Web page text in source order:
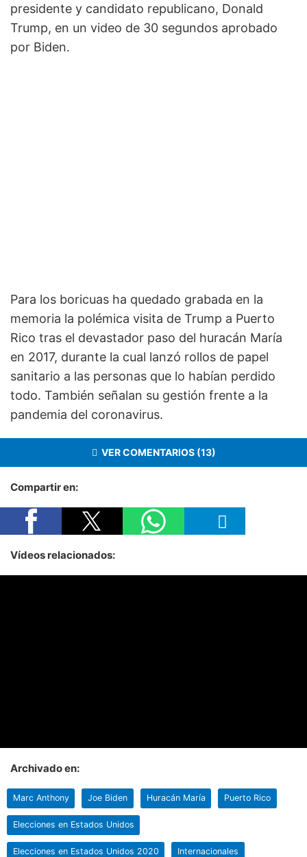
presidente y candidato republicano, Donald
Trump, en un video de 30 segundos aprobado
por Biden.
Para los boricuas ha quedado grabada en la
memoria la polémica visita de Trump a Puerto
Rico tras el devastador paso del huracán María
en 2017, durante la cual lanzó rollos de papel
sanitario a las personas que lo habían perdido
todo. También señalan su gestión frente a la
pandemia del coronavirus.
VER COMENTARIOS (13)
Compartir en:
Vídeos relacionados:
Archivado en:
Marc Anthony Joe Biden Huracán María Puerto Rico
Elecciones en Estados Unidos
Elecciones en Estados Unidos 2020 Internacionales